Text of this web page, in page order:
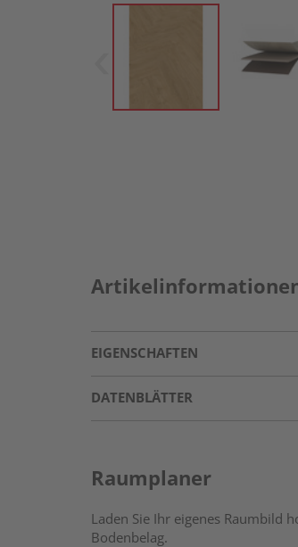
EIGENSCHAFTEN
DATENBLÄTTER
Raumplaner
Laden Sie Ihr eigenes Raumbild
Bodenbelag.